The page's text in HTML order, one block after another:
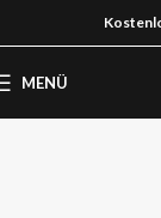
MENÜ